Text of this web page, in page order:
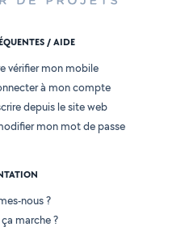
/ AIDE
vérifier mon mobile
à mon compte
depuis le site web
mon mot de passe
nous ?
marche ?